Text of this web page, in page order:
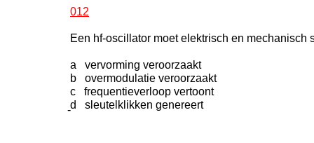
012
Een hf-oscillator moet elektrisch en
a vervorming veroorzaakt
b overmodulatie veroorzaakt
c frequentieverloop vertoont
d sleutelklikken genereert
-